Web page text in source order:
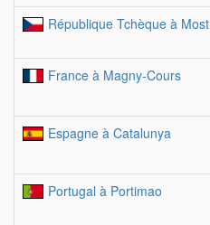
République Tchèque à Most
France à Magny-Cours
Espagne à Catalunya
Portugal à Portimao